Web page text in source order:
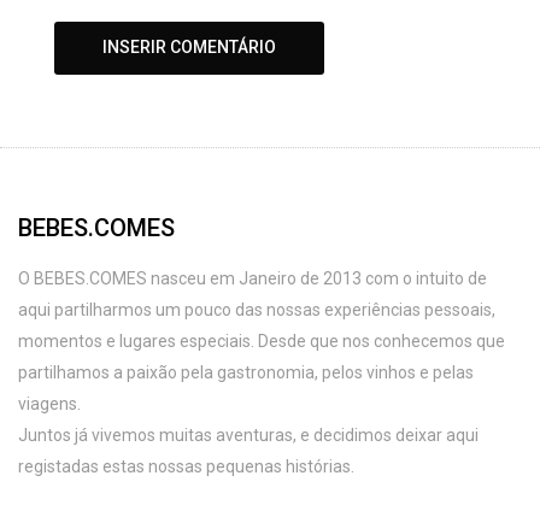
BEBES.COMES
O BEBES.COMES nasceu em Janeiro de 2013 com o intuito de
aqui partilharmos um pouco das nossas experiências pessoais,
momentos e lugares especiais. Desde que nos conhecemos que
partilhamos a paixão pela gastronomia, pelos vinhos e pelas
viagens.
Juntos já vivemos muitas aventuras, e decidimos deixar aqui
registadas estas nossas pequenas histórias.